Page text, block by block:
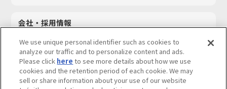
会社・採用情報
採用情報
サステナビリティ
お問い合わせ
We use unique personal identifier such as cookies to
analyze our traffic and to personalize content and ads.
Please click here to see more details about how we use
cookies and the retention period of each cookie. We may
sell or share information about your use of our website